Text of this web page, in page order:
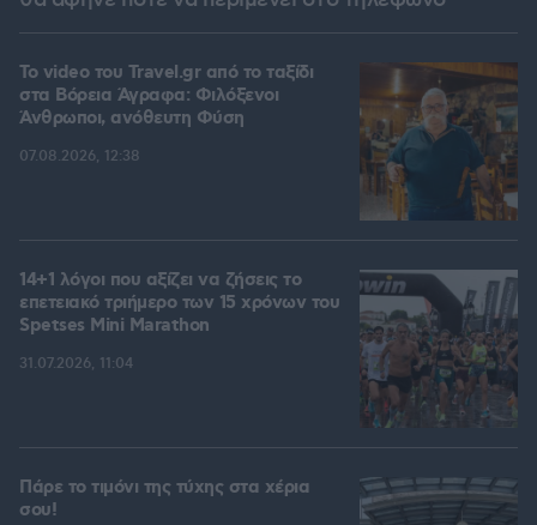
To video του Travel.gr από το ταξίδι
στα Βόρεια Άγραφα: Φιλόξενοι
Άνθρωποι, ανόθευτη Φύση
07.08.2026, 12:38
14+1 λόγοι που αξίζει να ζήσεις το
επετειακό τριήμερο των 15 χρόνων του
Spetses Mini Marathon
31.07.2026, 11:04
Πάρε το τιμόνι της τύχης στα χέρια
σου!